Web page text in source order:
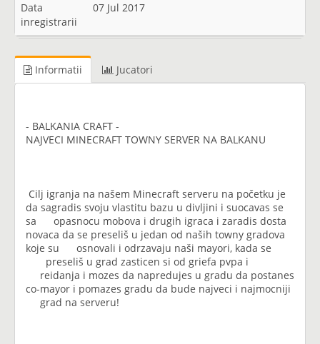
Data
inregistrarii
07 Jul 2017
Informatii Jucatori
- BALKANIA CRAFT -
NAJVECI MINECRAFT TOWNY SERVER NA BALKANU
Cilj igranja na našem Minecraft serveru na početku je
da sagradis svoju vlastitu bazu u divljini i suocavas se
sa opasnocu mobova i drugih igraca i zaradis dosta
novaca da se preseliš u jedan od naših towny gradova
koje su osnovali i odrzavaju naši mayori, kada se
preseliš u grad zasticen si od griefa pvpa i
reidanja i mozes da napredujes u gradu da postanes
co-mayor i pomazes gradu da bude najveci i najmocniji
grad na serveru!